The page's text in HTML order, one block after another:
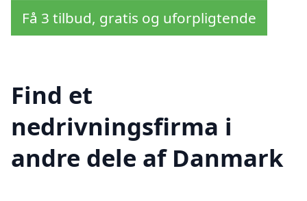
Få 3 tilbud, gratis og uforpligtende
Find et
nedrivningsfirma i
andre dele af Danmark